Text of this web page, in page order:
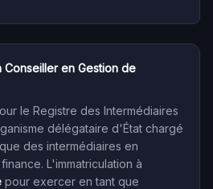
Conseiller en Gestion de
le Registre des Intermédiaires
délégataire d'État chargé
des intermédiaires en
L'immatriculation à
pour exercer en tant que